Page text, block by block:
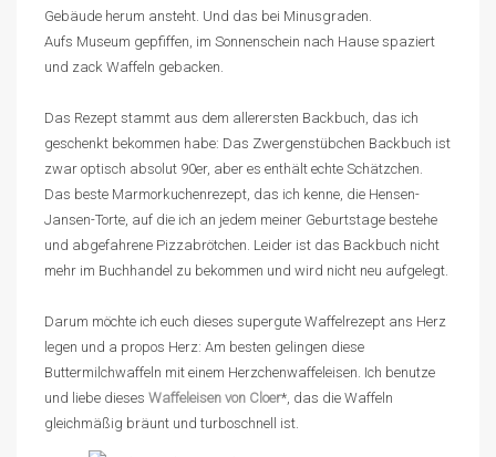
Gebäude herum ansteht. Und das bei Minusgraden.
Aufs Museum gepfiffen, im Sonnenschein nach Hause spaziert
und zack Waffeln gebacken.
Das Rezept stammt aus dem allerersten Backbuch, das ich
geschenkt bekommen habe: Das Zwergenstübchen Backbuch ist
zwar optisch absolut 90er, aber es enthält echte Schätzchen.
Das beste Marmorkuchenrezept, das ich kenne, die Hensen-
Jansen-Torte, auf die ich an jedem meiner Geburtstage bestehe
und abgefahrene Pizzabrötchen. Leider ist das Backbuch nicht
mehr im Buchhandel zu bekommen und wird nicht neu aufgelegt.
Darum möchte ich euch dieses supergute Waffelrezept ans Herz
legen und a propos Herz: Am besten gelingen diese
Buttermilchwaffeln mit einem Herzchenwaffeleisen. Ich benutze
und liebe dieses Waffeleisen von Cloer*, das die Waffeln
gleichmäßig bräunt und turboschnell ist.